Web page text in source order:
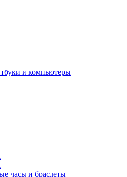
и компьютеры
часы и браслеты